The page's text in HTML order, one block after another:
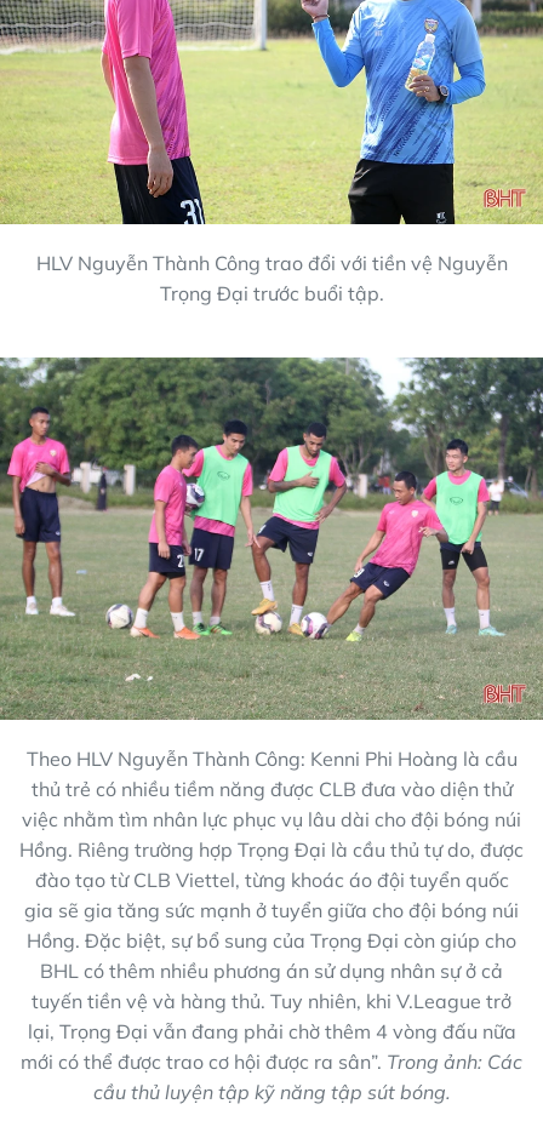
HLV Nguyễn Thành Công trao đổi với tiền vệ Nguyễn
Trọng Đại trước buổi tập.
Theo HLV Nguyễn Thành Công: Kenni Phi Hoàng là cầu
thủ trẻ có nhiều tiềm năng được CLB đưa vào diện thử
việc nhằm tìm nhân lực phục vụ lâu dài cho đội bóng núi
Hồng. Riêng trường hợp Trọng Đại là cầu thủ tự do, được
đào tạo từ CLB Viettel, từng khoác áo đội tuyển quốc
gia sẽ gia tăng sức mạnh ở tuyển giữa cho đội bóng núi
Hồng. Đặc biệt, sự bổ sung của Trọng Đại còn giúp cho
BHL có thêm nhiều phương án sử dụng nhân sự ở cả
tuyến tiền vệ và hàng thủ. Tuy nhiên, khi V.League trở
lại, Trọng Đại vẫn đang phải chờ thêm 4 vòng đấu nữa
mới có thể được trao cơ hội được ra sân”. Trong ảnh: Các
cầu thủ luyện tập kỹ năng tập sút bóng.